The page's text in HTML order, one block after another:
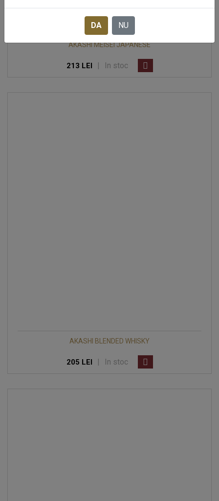
AKASHI MEISEI JAPANESE
213 LEI | In stoc
AKASHI BLENDED WHISKY
205 LEI In stoc
DA NU